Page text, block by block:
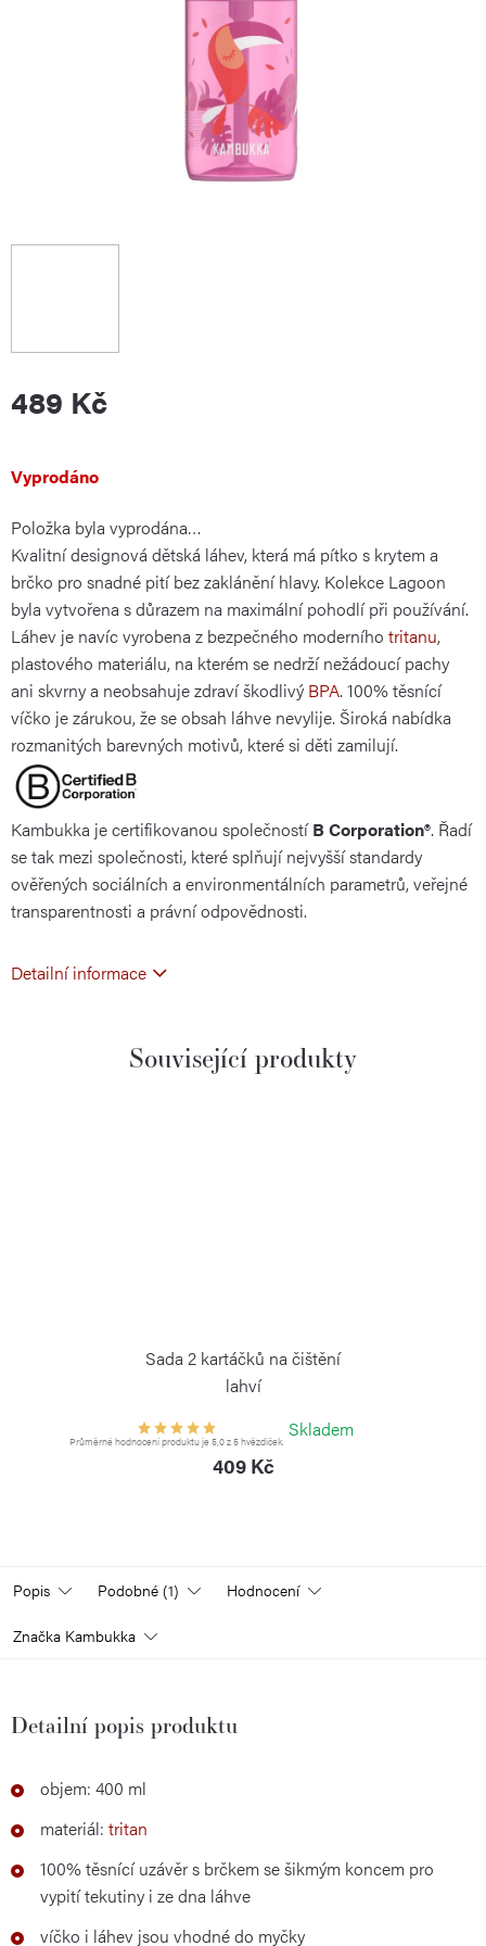
489 Kč
Měrná
cena:
Vyprodáno
Položka byla vyprodána…
Kvalitní designová dětská láhev, která má pítko s krytem a
brčko pro snadné pití bez zaklánění hlavy. Kolekce Lagoon
byla vytvořena s důrazem na maximální pohodlí při používání.
Láhev je navíc vyrobena z bezpečného moderního tritanu,
plastového materiálu, na kterém se nedrží nežádoucí pachy
ani skvrny a neobsahuje zdraví škodlivý BPA. 100% těsnící
víčko je zárukou, že se obsah láhve nevylije. Široká nabídka
rozmanitých barevných motivů, které si děti zamilují.
Kambukka je certifikovanou společnostíB Corporation®. Řadí
se tak mezi společnosti, které splňují nejvyšší standardy
ověřených sociálních a environmentálních parametrů, veřejné
transparentnosti a právní odpovědnosti.
Detailní informace
Související produkty
Sada 2 kartáčků na čištění
lahví
Průměrné hodnocení produktu je 5,0 z 5 hvězdiček.
Skladem
409 Kč
Popis Podobné (1) Hodnocení
Značka Kambukka
Detailní popis produktu
objem: 400 ml
materiál: tritan
100% těsnící uzávěr s brčkem se šikmým koncem pro
vypití tekutiny i ze dna láhve
víčko i láhev jsou vhodné do myčky